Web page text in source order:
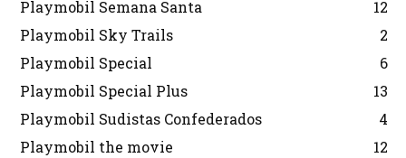
Playmobil Semana Santa
12
Playmobil Sky Trails
2
Playmobil Special
6
Playmobil Special Plus
13
Playmobil Sudistas Confederados
4
Playmobil the movie
12